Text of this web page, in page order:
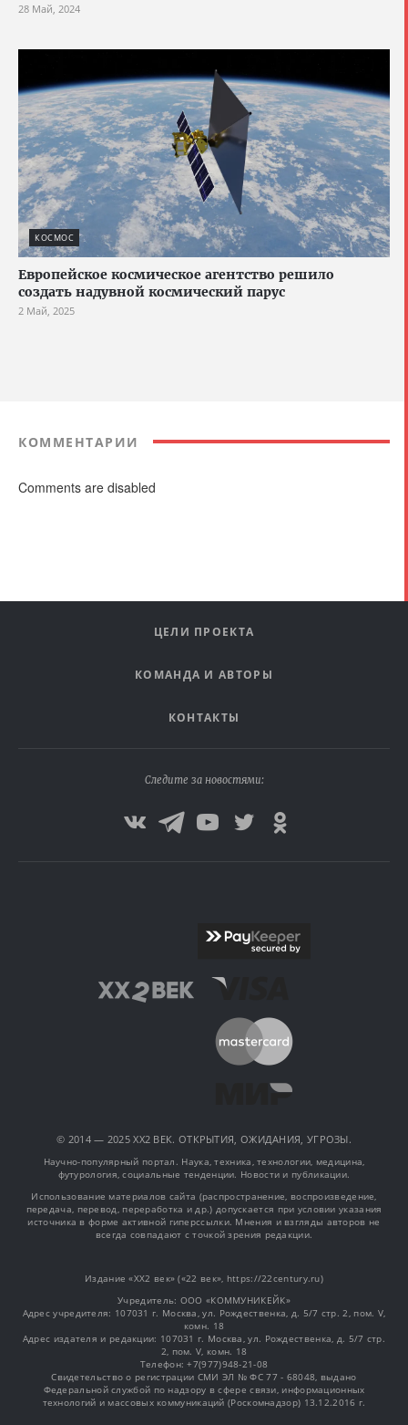
28 Май, 2024
КОСМОС
Европейское космическое агентство решило
создать надувной космический парус
2 Май, 2025
КОММЕНТАРИИ
Comments are disabled
ЦЕЛИ ПРОЕКТА
КОМАНДА И АВТОРЫ
КОНТАКТЫ
Следите за новостями:
© 2014 — 2025 XX2 ВЕК. ОТКРЫТИЯ, ОЖИДАНИЯ, УГРОЗЫ.
Научно-популярный портал. Наука, техника, технологии, медицина,
футурология, социальные тенденции. Новости и публикации.
Использование материалов сайта (распространение, воспроизведение,
передача, перевод, переработка и др.) допускается при условии указания
источника в форме активной гиперссылки. Мнения и взгляды авторов не
всегда совпадают с точкой зрения редакции.
Издание «XX2 век» («22 век», https://22century.ru)
Учредитель: OOO «КОММУНИКЕЙК»
Адрес учредителя: 107031 г. Москва, ул. Рождественка, д. 5/7 стр. 2, пом. V,
комн. 18
Адрес издателя и редакции: 107031 г. Москва, ул. Рождественка, д. 5/7 стр.
2, пом. V, комн. 18
Телефон: +7(977)948-21-08
Свидетельство о регистрации СМИ ЭЛ № ФС 77 - 68048, выдано
Федеральной службой по надзору в сфере связи, информационных
технологий и массовых коммуникаций (Роскомнадзор) 13.12.2016 г.